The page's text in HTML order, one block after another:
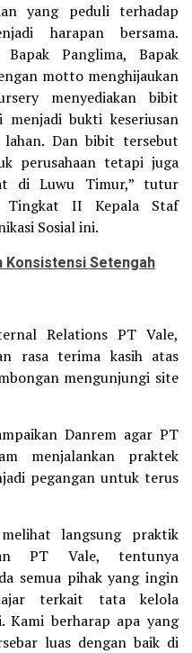
yang peduli terhadap
harapan bersama.
Panglima, Bapak
motto menghijaukan
menyediakan bibit
bukti keseriusan
lahan. Dan bibit tersebut
perusahaan tetapi juga
di Luwu Timur,” tutur
II Kepala Staf
Sosial ini.
Konsistensi Setengah
Relations PT Vale,
rasa terima kasih atas
mengunjungi site
Danrem agar PT
menjalankan praktek
pegangan untuk terus
langsung praktik
PT Vale, tentunya
semua pihak yang ingin
terkait tata kelola
Kami berharap apa yang
luas dengan baik di